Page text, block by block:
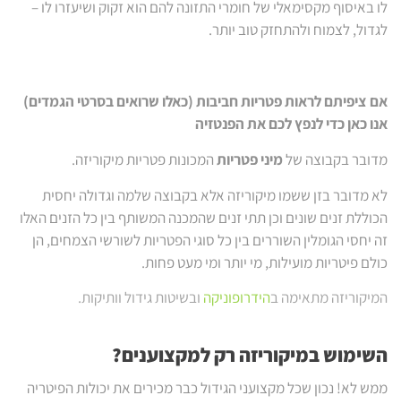
לו באיסוף מקסימאלי של חומרי התזונה להם הוא זקוק ושיעזרו לו –
לגדול, לצמוח ולהתחזק טוב יותר.
אם ציפיתם לראות פטריות חביבות (כאלו שרואים בסרטי הגמדים)
אנו כאן כדי לנפץ לכם את הפנטזיה
מדובר בקבוצה שלמיני פטריותהמכונות פטריות מיקוריזה.
לא מדובר בזן ששמו מיקוריזה אלא בקבוצה שלמה וגדולה יחסית
הכוללת זנים שונים וכן תתי זנים שהמכנה המשותף בין כל הזנים האלו
זה יחסי הגומלין השוררים בין כל סוגי הפטריות לשורשי הצמחים, הן
כולם פיטריות מועילות, מי יותר ומי מעט פחות.
המיקוריזה מתאימה בהידרופוניקה ובשיטות גידול וותיקות.
השימוש במיקוריזה רק למקצוענים?
ממש לא! נכון שכל מקצועני הגידול כבר מכירים את יכולות הפיטריה